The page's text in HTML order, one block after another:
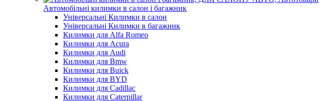
Автомобільні килимки в салон і багажник
Універсальні Килимки в салон
Універсальні Килимки в багажник
Килимки для Alfa Romeo
Килимки для Acura
Килимки для Audi
Килимки для Bmw
Килимки для Buick
Килимки для BYD
Килимки для Cadillac
Килимки для Caterpillar